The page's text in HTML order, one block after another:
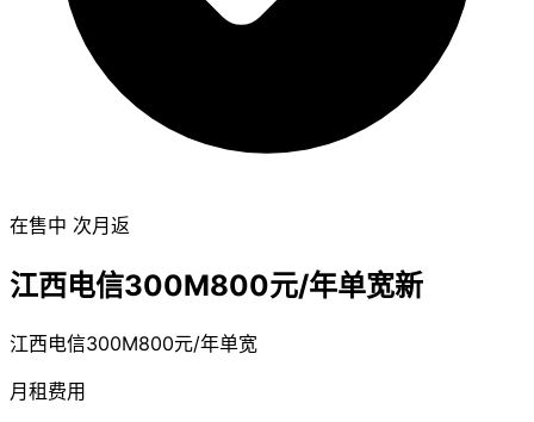
在售中 次月返
江西电信300M800元/年单宽新
江西电信300M800元/年单宽
月租费用